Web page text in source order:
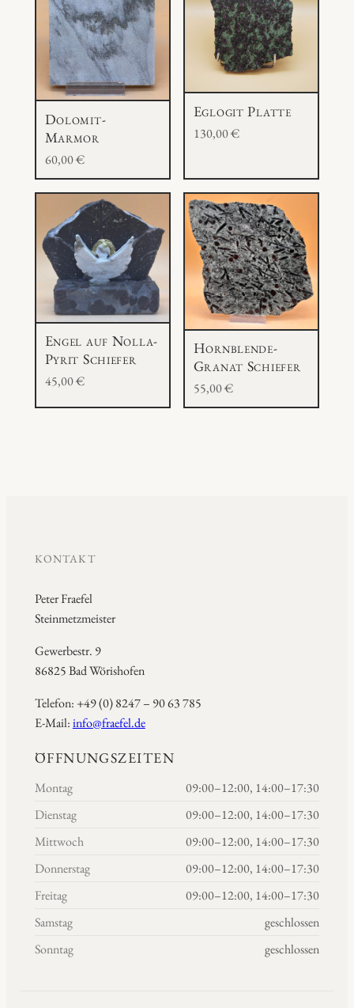
Dolomit-
Marmor
60,00€
Eglogit Platte
130,00€
Engel auf Nolla-
Pyrit Schiefer
45,00€
Hornblende-
Granat Schiefer
55,00€
KONTAKT
Peter Fraefel
Steinmetzmeister
Gewerbestr. 9
86825 Bad Wörishofen
Telefon: +49 (0) 8247 – 90 63 785
E-Mail:info@fraefel.de
ÖFFNUNGSZEITEN
Montag
09:00–12:00, 14:00–17:30
Dienstag
09:00–12:00, 14:00–17:30
Mittwoch
09:00–12:00, 14:00–17:30
Donnerstag
09:00–12:00, 14:00–17:30
Freitag
09:00–12:00, 14:00–17:30
Samstag
geschlossen
Sonntag
geschlossen